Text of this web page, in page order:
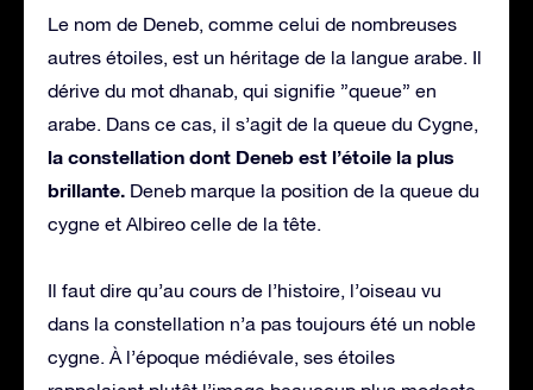
Le nom de Deneb, comme celui de nombreuses
autres étoiles, est un héritage de la langue arabe. Il
dérive du mot dhanab, qui signifie ”queue” en
arabe. Dans ce cas, il s’agit de la queue du Cygne,
la constellation dont Deneb est l’étoile la plus
brillante. Deneb marque la position de la queue du
cygne et Albireo celle de la tête.
Il faut dire qu’au cours de l’histoire, l’oiseau vu
dans la constellation n’a pas toujours été un noble
cygne. À l’époque médiévale, ses étoiles